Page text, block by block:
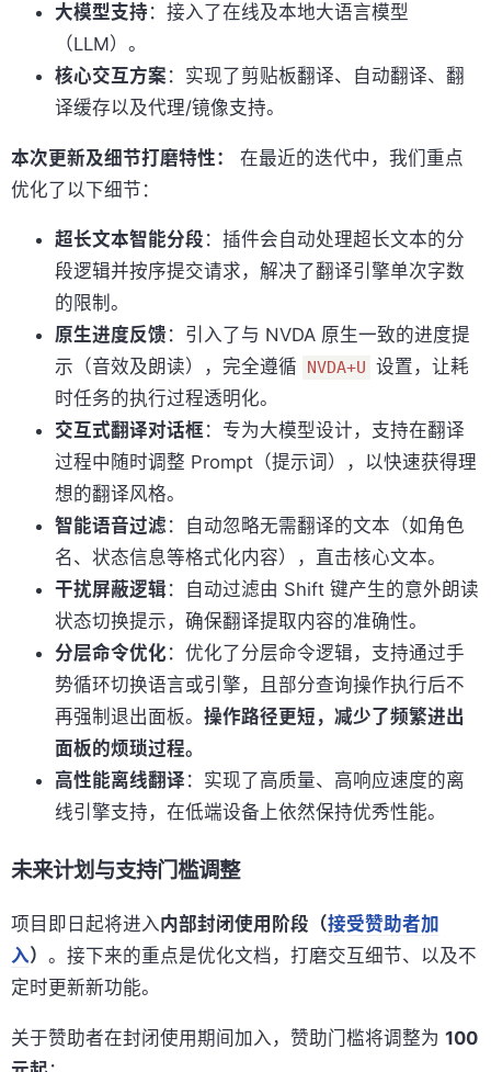
大模型支持：接入了在线及本地大语言模型
（LLM）。
核心交互方案 ：实现了剪贴板翻译、自动翻译、翻
译缓存以及代理/镜像支持。
本次更新及细节打磨特性：
在最近的迭代中，我们重点
优化了以下细节：
超长文本智能分段 ：插件会自动处理超长文本的分
段逻辑并按序提交请求，解决了翻译引擎单次字数
的限制。
原生进度反馈 ：引入了与 NVDA 原生一致的进度提
示（音效及朗读），完全遵循
NVDA+U 设置，让耗
时任务的执行过程透明化。
交互式翻译对话框：专为大模型设计，支持在翻译
过程中随时调整 Prompt（提示词），以快速获得理
想的翻译风格。
智能语音过滤：自动忽略无需翻译的文本（如角色
名、状态信息等格式化内容），直击核心文本。
干扰屏蔽逻辑 ：自动过滤由 Shift 键产生的意外朗读
状态切换提示，确保翻译提取内容的准确性。
分层命令优化 ：优化了分层命令逻辑，支持通过手
势循环切换语言或引擎，且部分查询操作执行后不
再强制退出面板。 操作路径更短，减少了频繁进出
面板的烦琐过程。
高性能离线翻译 ：实现了高质量、高响应速度的离
线引擎支持，在低端设备上依然保持优秀性能。
未来计划与支持门槛调整
项目即日起将进入内部封闭使用阶段（接受赞助者加
入） 。接下来的重点是优化文档，打磨交互细节、以及不
定时更新新功能。
关于赞助者在封闭使用期间加入，赞助门槛将调整为 100